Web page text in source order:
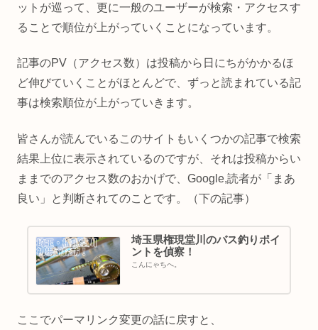
ットが巡って、更に一般のユーザーが検索・アクセスす
ることで順位が上がっていくことになっています。
記事のPV（アクセス数）は投稿から日にちがかかるほ
ど伸びていくことがほとんどで、ずっと読まれている記
事は検索順位が上がっていきます。
皆さんが読んでいるこのサイトもいくつかの記事で検索
結果上位に表示されているのですが、それは投稿からい
ままでのアクセス数のおかげで、Google,読者が「まあ
良い」と判断されてのことです。（下の記事）
埼玉県権現堂川のバス釣りポイ
ントを偵察！
こんにゃちへ。
ここでパーマリンク変更の話に戻すと、